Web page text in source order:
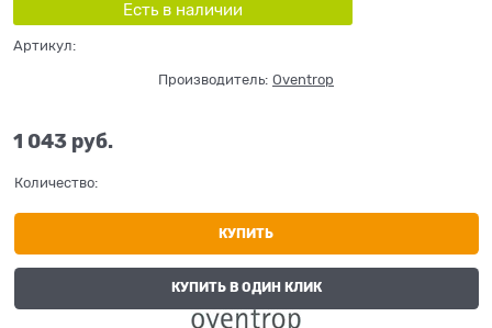
Есть в наличии
Артикул:
Производитель: Oventrop
1 043 руб.
Количество:
КУПИТЬ
КУПИТЬ В ОДИН КЛИК